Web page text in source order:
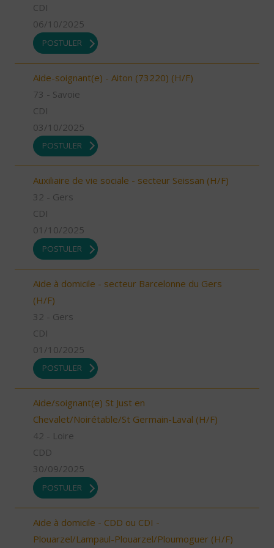
CDI
06/10/2025
POSTULER
Aide-soignant(e) - Aiton (73220) (H/F)
73 - Savoie
CDI
03/10/2025
POSTULER
Auxiliaire de vie sociale - secteur Seissan (H/F)
32 - Gers
CDI
01/10/2025
POSTULER
Aide à domicile - secteur Barcelonne du Gers
(H/F)
32 - Gers
CDI
01/10/2025
POSTULER
Aide/soignant(e) St Just en
Chevalet/Noirétable/St Germain-Laval (H/F)
42 - Loire
CDD
30/09/2025
POSTULER
Aide à domicile - CDD ou CDI -
Plouarzel/Lampaul-Plouarzel/Ploumoguer (H/F)